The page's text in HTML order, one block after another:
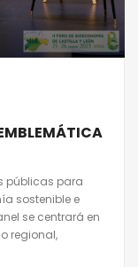
públicas para
sostenible e
se centrará en
regional,